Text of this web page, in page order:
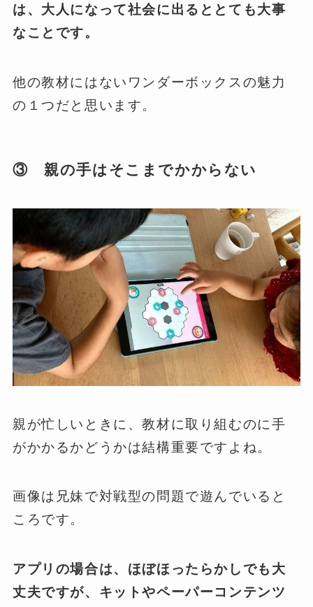
は、大人になって社会に出るととても大事
なことです。
他の教材にはないワンダーボックスの魅力
の１つだと思います。
③ 親の手はそこまでかからない
親が忙しいときに、教材に取り組むのに手
がかかるかどうかは結構重要ですよね。
画像は兄妹で対戦型の問題で遊んでいると
ころです。
アプリの場合は、ほぼほったらかしでも大
丈夫ですが、キットやペーパーコンテンツ